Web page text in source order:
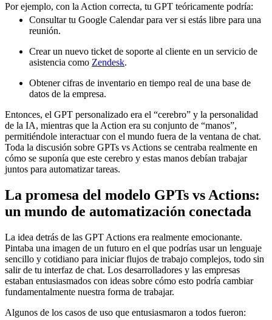
Por ejemplo, con la Action correcta, tu GPT teóricamente podría:
Consultar tu Google Calendar para ver si estás libre para una
reunión.
Crear un nuevo ticket de soporte al cliente en un servicio de
asistencia como Zendesk.
Obtener cifras de inventario en tiempo real de una base de
datos de la empresa.
Entonces, el GPT personalizado era el “cerebro” y la personalidad
de la IA, mientras que la Action era su conjunto de “manos”,
permitiéndole interactuar con el mundo fuera de la ventana de chat.
Toda la discusión sobre GPTs vs Actions se centraba realmente en
cómo se suponía que este cerebro y estas manos debían trabajar
juntos para automatizar tareas.
La promesa del modelo GPTs vs Actions:
un mundo de automatización conectada
La idea detrás de las GPT Actions era realmente emocionante.
Pintaba una imagen de un futuro en el que podrías usar un lenguaje
sencillo y cotidiano para iniciar flujos de trabajo complejos, todo sin
salir de tu interfaz de chat. Los desarrolladores y las empresas
estaban entusiasmados con ideas sobre cómo esto podría cambiar
fundamentalmente nuestra forma de trabajar.
Algunos de los casos de uso que entusiasmaron a todos fueron: